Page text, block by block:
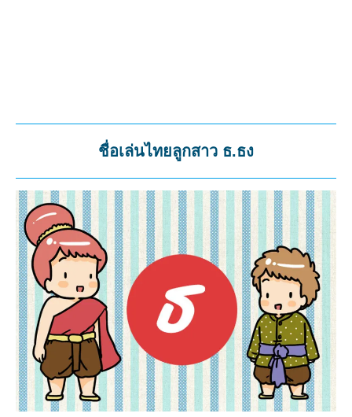
ชื่อเล่นไทยลูกสาว ธ.ธง